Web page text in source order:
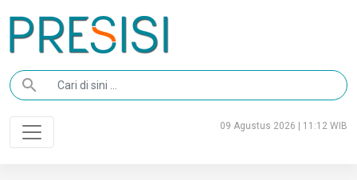
search
09 Agustus 2026 | 11:12 WIB